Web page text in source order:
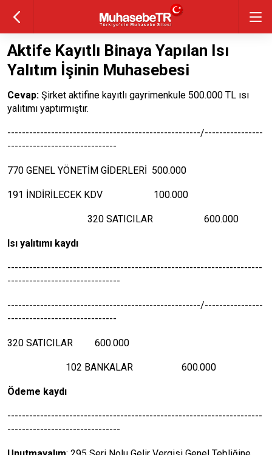
Aktife Kayıtlı Binaya Yapılan Isı
Yalıtım İşinin Muhasebesi
Cevap: Şirket aktifine kayıtlı gayrimenkule 500.000 TL ısı
yalıtımı yaptırmıştır.
-----------------------------------------------------/----------------
------------------------------
770 GENEL YÖNETİM GİDERLERİ 500.000
191 İNDİRİLECEK KDV 100.000
320 SATICILAR 600.000
Isı yalıtımı kaydı
----------------------------------------------------------------------
-------------------------------
-----------------------------------------------------/----------------
------------------------------
320 SATICILAR 600.000
102 BANKALAR 600.000
Ödeme kaydı
----------------------------------------------------------------------
-------------------------------